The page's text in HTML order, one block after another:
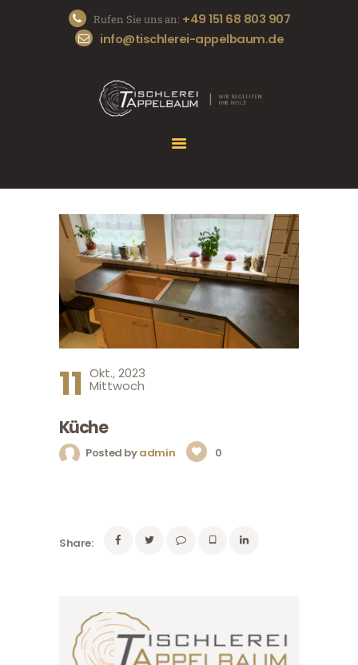
Rufen Sie uns an: +49 151 68 803 907
info@tischlerei-appelbaum.de
11 Okt., 2023
Mittwoch
Küche
Posted byadmin 0
Share: